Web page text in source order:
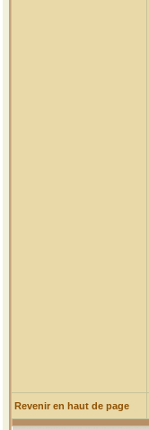
Revenir en haut de page